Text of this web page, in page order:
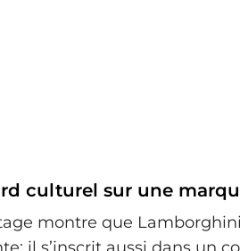
culturel sur une
montre que
il s’inscrit aussi dans un